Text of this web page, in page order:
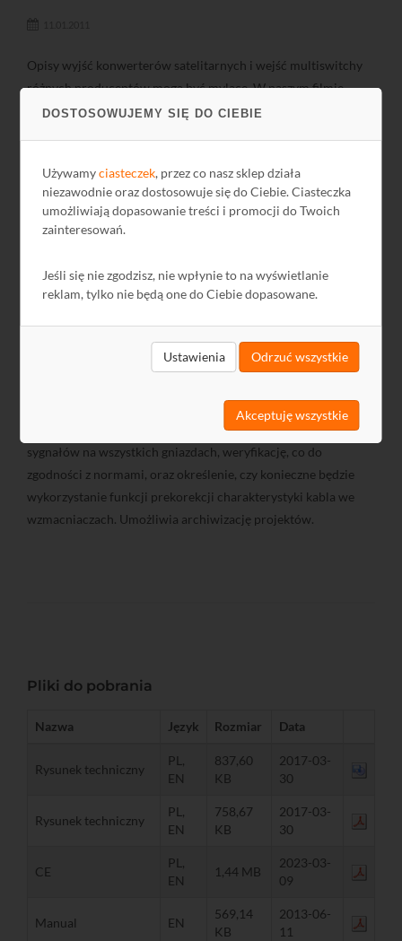
DOSTOSOWUJEMY SIĘ DO CIEBIE
Używamyciasteczek, przez co nasz sklep działa
niezawodnie oraz dostosowuje się do Ciebie. Ciasteczka
umożliwiają dopasowanie treści i promocji do Twoich
zainteresowań.
Jeśli się nie zgodzisz, nie wpłynie to na wyświetlanie
reklam, tylko nie będą one do Ciebie dopasowane.
Ustawienia Odrzuć wszystkie
Akceptuję wszystkie
Opisy wyjść konwerterów satelitarnych i wejść multiswitchy
różnych producentów mogą być mylące. W naszym filmie
tłumaczymy znaczenie tych opisów.
Jak zaprojektować instalację antenową TV
SAT?
oprogramowanie firma TERRA - SatNet. Program umożliwia
wykonanie projektu w formie graficznej, ustalenie poziomów
sygnałów na wszystkich gniazdach, weryfikację, co do
zgodności z normami, oraz określenie, czy konieczne będzie
wykorzystanie funkcji prekorekcji charakterystyki kabla we
wzmacniaczach. Umożliwia archiwizację projektów.
Pliki do pobrania
Nazwa Język Rozmiar Data
Rysunek techniczny
PL,
EN
837,60
KB
2017-03-
30
Rysunek techniczny
PL,
EN
758,67
KB
2017-03-
30
CE
PL,
EN
1,44 MB
2023-03-
09
Manual EN
569,14
KB
2013-06-
11